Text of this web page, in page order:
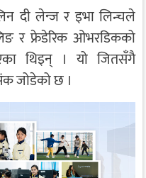
दी लेन्ज र इभा लिन्चले
र फ्रेडेरिक ओभरडिकको
थिइन् । यो जितसँगै
जोडेको छ ।